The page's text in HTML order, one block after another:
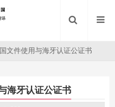
文件使用与海牙认证公证书
海牙认证公证书